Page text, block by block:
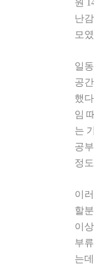
원
난
모
일
공
했
임
는
공
정
이
할
이
부
는